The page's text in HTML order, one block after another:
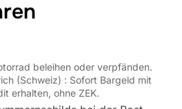
beleihen oder verpfänden.
(Schweiz) : Sofort Bargeld mit
erhalten, ohne ZEK.